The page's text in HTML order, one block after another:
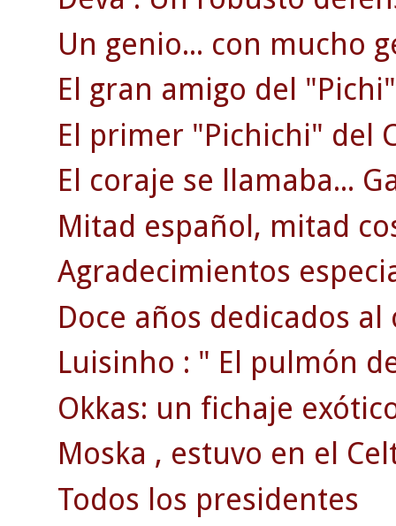
Un genio... con mucho
El gran amigo del
El primer "Pichichi" del
El coraje se llamaba...
Mitad español, mitad
Agradecimientos
Doce años dedicados
Luisinho : " El pulmón
Okkas: un fichaje
Moska , estuvo en el
Todos los presidentes